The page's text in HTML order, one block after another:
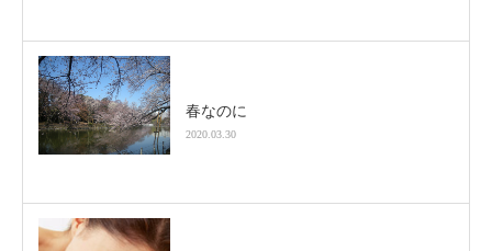
春なのに
2020.03.30